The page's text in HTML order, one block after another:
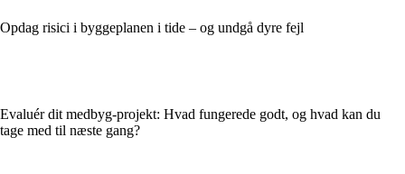
Opdag risici i byggeplanen i tide – og undgå dyre fejl
Evaluér dit medbyg-projekt: Hvad fungerede godt, og hvad kan du
tage med til næste gang?